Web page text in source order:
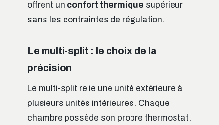
offrent un confort thermique supérieur
sans les contraintes de régulation.
Le multi-split : le choix de la
précision
Le multi-split relie une unité extérieure à
plusieurs unités intérieures. Chaque
chambre possède son propre thermostat.